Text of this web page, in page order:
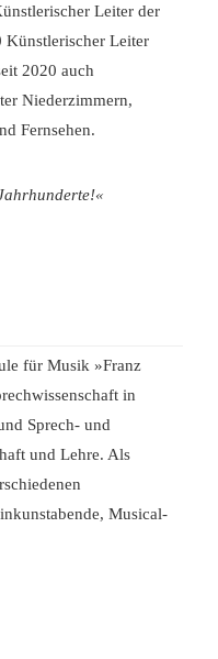
Leiter der
Künstlerischer Leiter
2020 auch
Niederzimmern,
Fernsehen.
für Musik »Franz
in
Sprech- und
und Lehre. Als
Musical-